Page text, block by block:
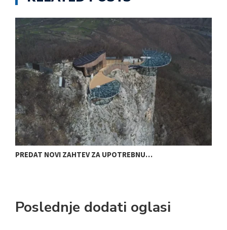
PREDAT NOVI ZAHTEV ZA UPOTREBNU…
Poslednje dodati oglasi